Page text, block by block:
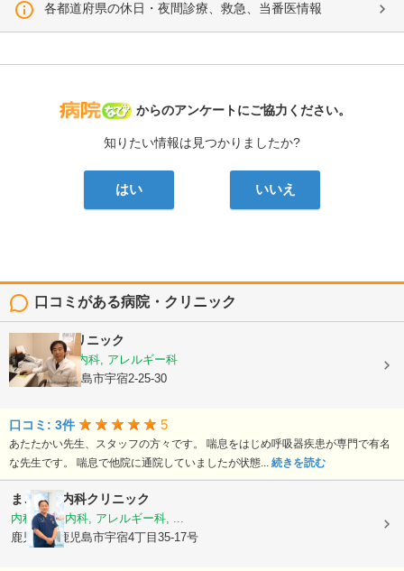
各都道府県の休日・夜間診療、救急、当番医情報
病院なび
からのアンケートにご協力ください。
知りたい情報は見つかりましたか?
はい いいえ
口コミがある病院・クリニック
栃木隆男クリニック
内科, 呼吸器内科, アレルギー科
鹿児島県鹿児島市宇宿2-25-30
口コミ: 3件 5
あたたかい先生、スタッフの方々です。 喘息をはじめ呼吸器疾患が専門で有名
な先生です。 喘息で他院に通院していましたが状態... 続きを読む
まごころ内科クリニック
内科, 神経内科, アレルギー科, ...
鹿児島県鹿児島市宇宿4丁目35-17号